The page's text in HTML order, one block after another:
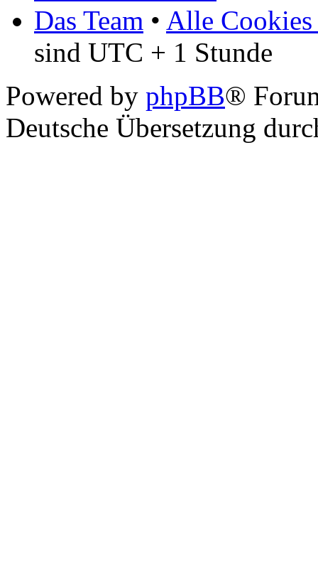
Das Team • Alle Cookies
sind UTC + 1 Stunde
Powered by phpBB®
Deutsche Übersetzung